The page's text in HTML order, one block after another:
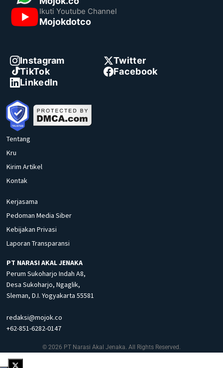
Ikuti Youtube Channel
Mojokdotco
Instagram
Twitter
TikTok
Facebook
LinkedIn
Tentang
Kru
Kirim Artikel
Kontak
Kerjasama
Pedoman Media Siber
Kebijakan Privasi
Laporan Transparansi
PT NARASI AKAL JENAKA
Perum Sukoharjo Indah A8,
Desa Sukoharjo, Ngaglik,
Sleman, D.I. Yogyakarta 55581
redaksi@mojok.co
+62-851-6282-0147
© 2026 PT Narasi Akal Jenaka. All Rights Reserved.